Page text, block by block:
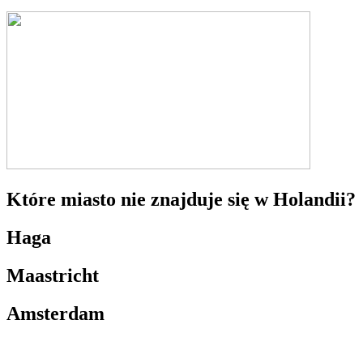
Które miasto nie znajduje się w Holandii?
Haga
Maastricht
Amsterdam